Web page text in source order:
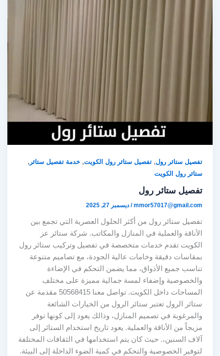
تفصيل ستائر رول ,تفصيل ستائر رول الكويت,خدمة تفصيل ستائر,
ستائر رول الكويت
تفصيل ستائر رول
mmor57017@gmail.com
/ديسمبر 27, 2025
تفصيل ستائر رول من أكثر الحلول العصرية التي تجمع بين
الأناقة والعملية في المنازل والمكاتب. شركة ستائر عز
الكويت تقدم خدمات متخصصة في تفصيل وتركيب ستائر رول
بمقاسات دقيقة وخامات عالية الجودة، مع تصاميم متنوعة
تناسب جميع الأذواق، مما يضمن التحكم في الإضاءة
والخصوصية وإضفاء لمسة جمالية مميزة على مختلف
المساحات داخل الكويت. تواصل معنا 50568415 مقدمة عن
ستائر الرول تعتبر ستائر الرول من الخيارات الشائعة
والمرغوبة في تصميم المنازل، وذالك يعود إلى كونها توفر
مزيجاً من الأناقة والعملية. يعود تاريخ استخدام الستائر إلى
آلاف السنين،. حيث كان يتم استخدامها في الثقافات المختلفة
لتوفير الخصوصية والتحكم في كمية الضوء الداخلة إلى البيئة.